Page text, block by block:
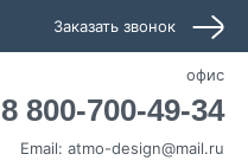
Заказать звонок
офис
8 800-700-49-34
Email: atmo-design@mail.ru